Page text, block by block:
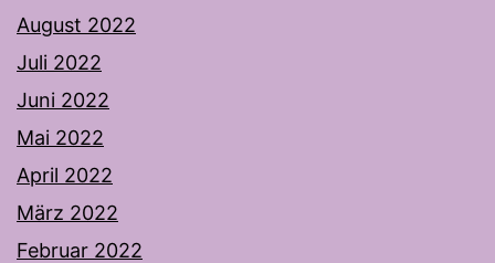
August 2022
Juli 2022
Juni 2022
Mai 2022
April 2022
März 2022
Februar 2022